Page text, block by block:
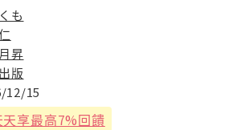
も
昇
版
12/15
天享最高7%回饋